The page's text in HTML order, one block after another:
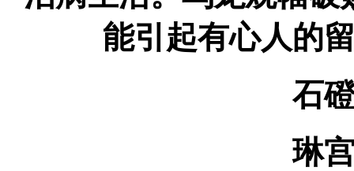
能引起有心人的
石磴
琳宫